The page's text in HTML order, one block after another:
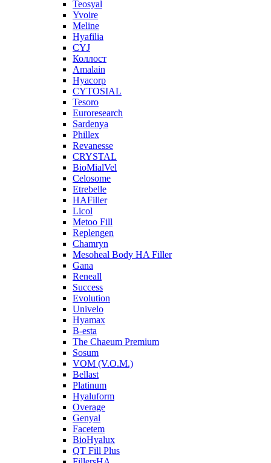
Teosyal
Yvoire
Meline
Hyafilia
CYJ
Коллост
Amalain
Hyacorp
CYTOSIAL
Tesoro
Euroresearch
Sardenya
Phillex
Revanesse
CRYSTAL
BioMialVel
Celosome
Etrebelle
HAFiller
Licol
Metoo Fill
Replengen
Chamryn
Mesoheal Body HA Filler
Gana
Reneall
Success
Evolution
Univelo
Hyamax
B-esta
The Chaeum Premium
Sosum
VOM (V.O.M.)
Bellast
Platinum
Hyaluform
Overage
Genyal
Facetem
BioHyalux
QT Fill Plus